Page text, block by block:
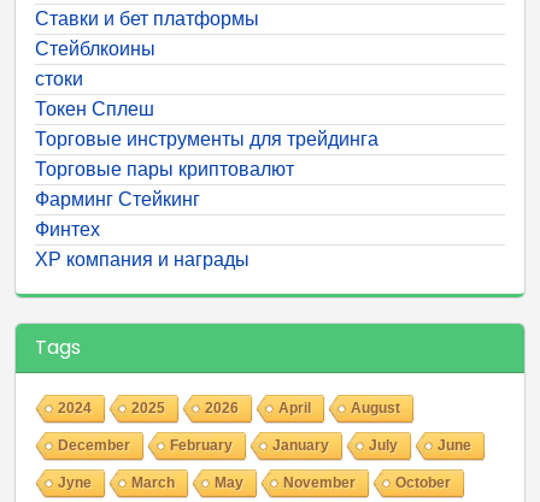
Ставки и бет платформы
Стейблкоины
стоки
Токен Сплеш
Торговые инструменты для трейдинга
Торговые пары криптовалют
Фарминг Стейкинг
Финтех
ХР компания и награды
Tags
2024 2025 2026 April August
December February January July June
Jyne March May November October